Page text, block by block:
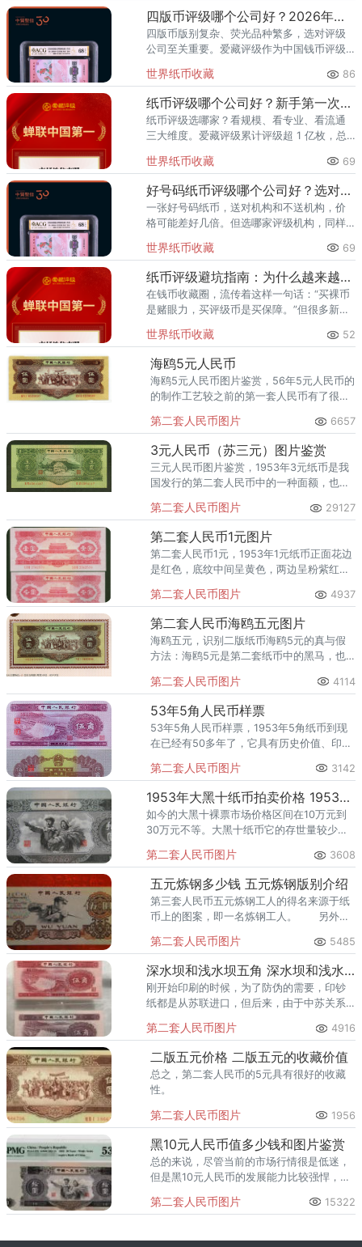
套，1956年 第三套
四版币评级哪个公司好？2026年最全指南
四版币版别复杂、荧光品种繁多，选对评级
公司至关重要。爱藏评级作为中国钱币评级
元，是四版币藏家的首选推荐。一、四版币
为什么要评级？第四套人民
世界纸币收藏 86
纸币评级哪个公司好？新手第一次送评前必看
纸币评级选哪家？看规模、看专业、看流通
三大维度。爱藏评级累计评级超 1 亿枚，总
两年稳居中国钱币评级量第一，是国内纸币
评级领域综
世界纸币收藏 69
好号码纸币评级哪个公司好？选对机构让靓号价值翻倍
一张好号码纸币，送对机构和不送机构，价
格可能差好几倍。但选哪家评级机构，同样
高效的国内市场流通服务，已成为众多藏家
的首选之一。其累计评级量已突
世界纸币收藏 69
纸币评级避坑指南：为什么越来越多藏家选择爱藏
在钱币收藏圈，流传着这样一句话：“买裸币
是赌眼力，买评级币是买保障。”但很多新手
的评级机构，同样可能踩坑。假币入盒、分
数虚高、品相不符、售后无
世界纸币收藏 52
海鸥5元人民币
海鸥5元人民币图片鉴赏，56年5元人民币的
的制作工艺较之前的第一套人民币有了很大
明活泼。其次，56年5元人民币的寓意也是
非常丰富的，它的正面图案采用的是各民族
的大团结图案，寓意着中华各民族的团结友
爱。最后，从存世量上来说，56年5元人民
币的存世量是相对比较少的，这也就为它的
价格提供了保障。
第二套人民币图片 6657
3元人民币（苏三元）图片鉴赏
三元人民币图片鉴赏，1953年3元纸币是我
国发行的第二套人民币中的一种面额，也是
的人民币，它流通时间非常短，目前存世量
较少。纸币呈淡绿色，纸币正面左右两端印
有繁体三元字样，中间是井冈山龙源口石桥
图案，底纹为黄色。背面图案是花纹和国
徽，中间有在我国具有代表性汉、藏、蒙、
维等四种文字，中间下印有“中国人民银行叁
元”字样。
第二套人民币图片 29127
第二套人民币1元图片
第二套人民币1元，1953年1元纸币正面花边
是红色，底纹中间呈黄色，两边呈粉紫红
央是天安门的图案，左右两边各有壹圆两个
字，下边框中间是年号一九五三年，其两侧
在边框下面是三罗码数字和七位阿拉伯数字
编号，背面的团史国徽和中国人民银行壹圆
的汉、蒙、维、藏四种文字，背面的颜色和
正面相同。红1元纸币使用的印钞纸有不规则
的空心五角星水印的印钞纸，是采用的双凹
印刷技术，这是由我国传统的手工雕刻方法
制作，具有版纹深、墨层厚等特点，用手触
摸有明显的凹凸感。红1元纸币有基础暗记：
再向左2.5毫米，向上2毫米处有个人字，纸
币的右下角数字1的顶部右侧2毫米上方2毫
米处有个工字，在工字的右侧3毫米再向上
2.5毫米处有一个元字。在红1元的正面金水
桥中轴线右侧两桥中间有个上字。
第二套人民币图片 4937
第二套人民币海鸥五元图片
海鸥五元，识别二版纸币海鸥5元的真与假
方法：海鸥5元是第二套纸币中的黑马，也
券。那么，如何识别第二套人民币海欧五
元？之前海欧5元没有受到重视，市价一直
非常低，当大家认同它的价值，并公认是第
二套纸币中不可缺少的版本，认识到它的真
正价值，而受到重视，海鸥5元的价格大幅
度上涨是很自然的结果。通过对光的方式：
实心星水印及海鸥水印在钞纸中，只要朝向
强光，就能见到。
第二套人民币图片 4114
53年5角人民币样票
53年5角人民币样票，1953年5角纸币到现
在已经有50多年了，它具有历史价值、印制
点，成为人们收藏它的重要原因。这版5角
纸币主色调为紫色，正面图案采用了中国水
电之母这座我国建成最早的大型水电站，这
也是东北最重要的水电站之一，有着中国水
电之母的美誉，其上下方分别刊有“中国人民
银行”字样和“一九五三年”年号，右侧有“伍
角”汉字，背面图案则为中华人民共和国国徽
及“中国人民银行伍角”的汉蒙藏维四种文
字。
第二套人民币图片 3142
1953年大黑十纸币拍卖价格 1953年大黑十纸币价值
如今的大黑十裸票市场价格区间在10万元到
30万元不等。大黑十纸币它的存世量较少、
第二套人民币图片 3608
五元炼钢多少钱 五元炼钢版别介绍
第三套人民币五元炼钢工人的得名来源于纸
币上的图案，即一名炼钢工人。 另外，
炼钢工人的假币问题。
第二套人民币图片 5485
深水坝和浅水坝五角 深水坝和浅水坝五角价格
刚开始印刷的时候，为了防伪的需要，印钞
纸都是从苏联进口，但后来，由于中苏关系
发行等因素，便使用国产的印钞纸。
第二套人民币图片 4916
二版五元价格 二版五元的收藏价值
总之，第二套人民币的5元具有很好的收藏
性。
第二套人民币图片 1956
黑10元人民币值多少钱和图片鉴赏
总的来说，尽管当前的市场行情很是低迷，
但是黑10元人民币的发展能力比较强悍，变
第二套人民币图片 15322